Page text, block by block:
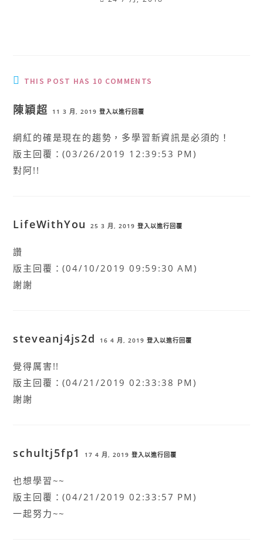
THIS POST HAS 10 COMMENTS
陳穎超 11 3 月, 2019 登入以進行回覆
網紅的確是現在的趨勢，多學習新資訊是必須的！
版主回覆：(03/26/2019 12:39:53 PM)
對阿!!
LifeWithYou 25 3 月, 2019 登入以進行回覆
讚
版主回覆：(04/10/2019 09:59:30 AM)
謝謝
steveanj4js2d 16 4 月, 2019 登入以進行回覆
覺得厲害!!
版主回覆：(04/21/2019 02:33:38 PM)
謝謝
schultj5fp1 17 4 月, 2019 登入以進行回覆
也想學習~~
版主回覆：(04/21/2019 02:33:57 PM)
一起努力~~